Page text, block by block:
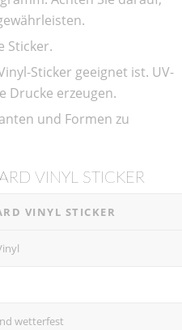
Sticker.
Sticker geeignet ist. UV-
Drucke erzeugen.
und Formen zu
VINYL STICKER
VINYL STICKER
wetterfest